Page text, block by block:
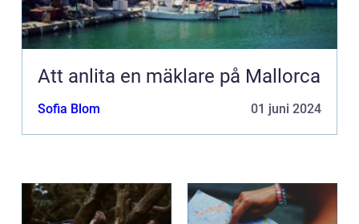
Att anlita en mäklare på Mallorca
Sofia Blom 01 juni 2024